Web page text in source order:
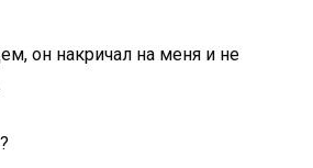
он накричал на меня и не